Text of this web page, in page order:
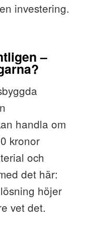
investering.
–
handla om
kronor
och
det här:
höjer
vet det.